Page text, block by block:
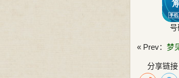
« Prev： 梦
分享链接